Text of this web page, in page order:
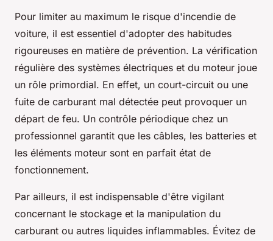
Pour limiter au maximum le risque d'incendie de
voiture, il est essentiel d'adopter des habitudes
rigoureuses en matière de prévention. La vérification
régulière des systèmes électriques et du moteur joue
un rôle primordial. En effet, un court-circuit ou une
fuite de carburant mal détectée peut provoquer un
départ de feu. Un contrôle périodique chez un
professionnel garantit que les câbles, les batteries et
les éléments moteur sont en parfait état de
fonctionnement.
Par ailleurs, il est indispensable d'être vigilant
concernant le stockage et la manipulation du
carburant ou autres liquides inflammables. Évitez de